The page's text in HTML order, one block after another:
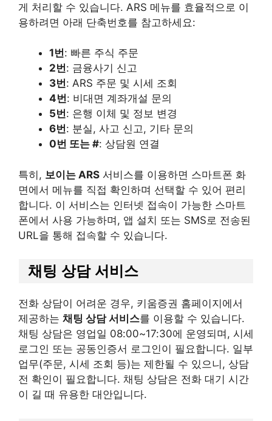
게 처리할 수 있습니다. ARS 메뉴를 효율적으로 이
용하려면 아래 단축번호를 참고하세요:
1번: 빠른 주식 주문
2번: 금융사기 신고
3번: ARS 주문 및 시세 조회
4번: 비대면 계좌개설 문의
5번: 은행 이체 및 정보 변경
6번: 분실, 사고 신고, 기타 문의
0번 또는 #: 상담원 연결
특히, 보이는 ARS 서비스를 이용하면 스마트폰 화
면에서 메뉴를 직접 확인하며 선택할 수 있어 편리
합니다. 이 서비스는 인터넷 접속이 가능한 스마트
폰에서 사용 가능하며, 앱 설치 또는 SMS로 전송된
URL을 통해 접속할 수 있습니다.
채팅 상담 서비스
전화 상담이 어려운 경우, 키움증권 홈페이지에서
제공하는 채팅 상담 서비스를 이용할 수 있습니다.
채팅 상담은 영업일 08:00~17:30에 운영되며, 시세
로그인 또는 공동인증서 로그인이 필요합니다. 일부
업무(주문, 시세 조회 등)는 제한될 수 있으니, 상담
전 확인이 필요합니다. 채팅 상담은 전화 대기 시간
이 길 때 유용한 대안입니다.